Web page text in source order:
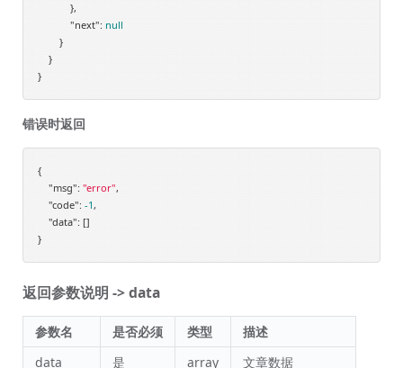
            },
"next": null
        }
    }
}
错误时返回
{
"msg": "error",
"code": -1,
"data": []
}
返回参数说明 -> data
参数名 是否必须 类型
描述
data
是 array
文章数据